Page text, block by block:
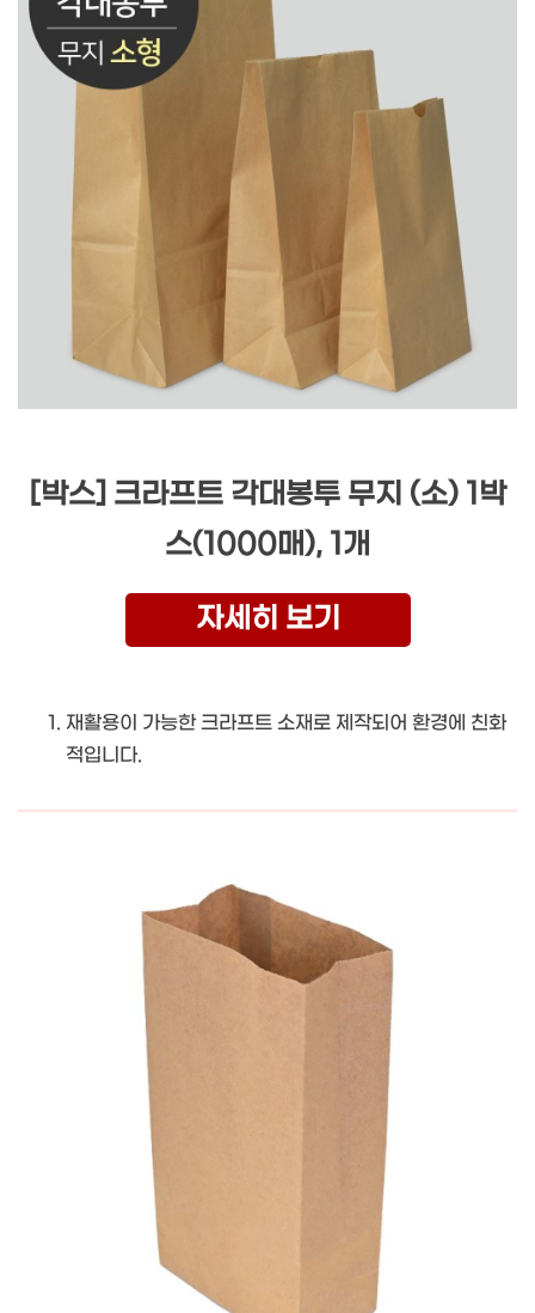
[박스] 크라프트 각대봉투 무지 (소) 1박
스(1000매), 1개
자세히 보기
재활용이 가능한 크라프트 소재로 제작되어 환경에 친화
적입니다.